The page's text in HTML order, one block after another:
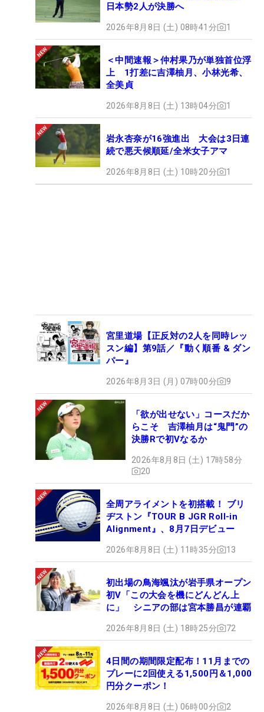
日本勢2人が決勝へ
2026年8月8日 (土) 08時41分 1
＜中間速報＞仲村果乃が単独首位浮
上 1打差に吉澤柚月、小林光希、
全美貞
2026年8月8日 (土) 13時04分 1
岩永杏奈が16強進出 大会は3日連
続で悪天候順延/全米女子アマ
2026年8月8日 (土) 10時20分 1
宮里道場【正反対の2人を同時レッ
スン編】第9話／『動く順番 & ダン
パー』
2026年8月3日 (月) 07時00分 9
「欲が出せない」コースだか
らこそ 吉澤柚月は“鬼門”の
決勝Rで初Vなるか
2026年8月8日 (土) 17時58分
20
全周アライメントを初搭載！ ブリ
ヂストン『TOUR B JGR Roll-in
Alignment』、8月7日デビュー
2026年8月8日 (土) 11時35分 13
初出場の鳥海颯汰が岩手県オープン
初V「この大会を機にどんどん上
に」 シニアの部は宮本勝昌が連覇
2026年8月8日 (土) 18時25分 72
4日間の期間限定配布！11月までの
プレーに2回使える1,500円＆1,000
円分クーポン！
2026年8月8日 (土) 06時00分 2